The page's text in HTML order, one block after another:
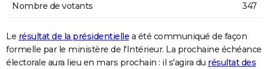
Nombre de votants 347
Le résultat de la présidentielle a été communiqué de façon
formelle par le ministère de l'Intérieur. La prochaine échéance
électorale aura lieu en mars prochain : il s'agira du résultat des